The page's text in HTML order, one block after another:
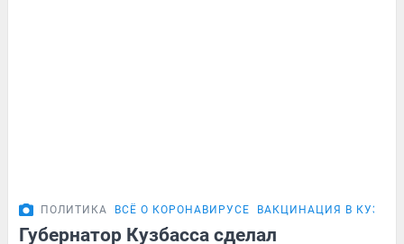
ПОЛИТИКА ВСЁ О КОРОНАВИРУСЕ ВАКЦИНАЦИЯ В
Губернатор Кузбасса сделал